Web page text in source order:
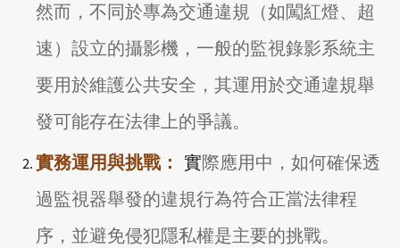
然而，不同於專為交通違規（如闖紅燈、超
速）設立的攝影機，一般的監視錄影系統主
要用於維護公共安全，其運用於交通違規舉
發可能存在法律上的爭議。
實務運用與挑戰： 實際應用中，如何確保透
過監視器舉發的違規行為符合正當法律程
序，並避免侵犯隱私權是主要的挑戰。